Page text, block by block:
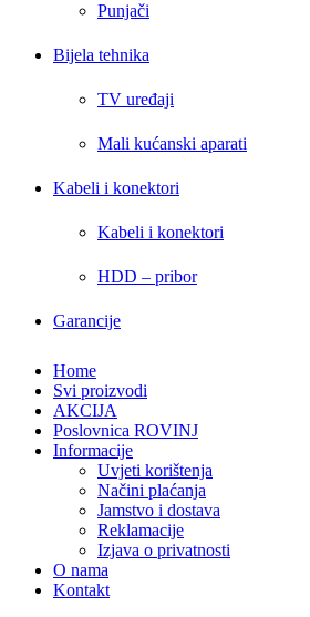
Punjači
Bijela tehnika
TV uređaji
Mali kućanski aparati
Kabeli i konektori
Kabeli i konektori
HDD – pribor
Garancije
Home
Svi proizvodi
AKCIJA
Poslovnica ROVINJ
Informacije
Uvjeti korištenja
Načini plaćanja
Jamstvo i dostava
Reklamacije
Izjava o privatnosti
O nama
Kontakt